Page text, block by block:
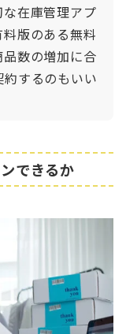
在庫管理アプ
版のある無料
数の増加に合
するのもいい
できるか